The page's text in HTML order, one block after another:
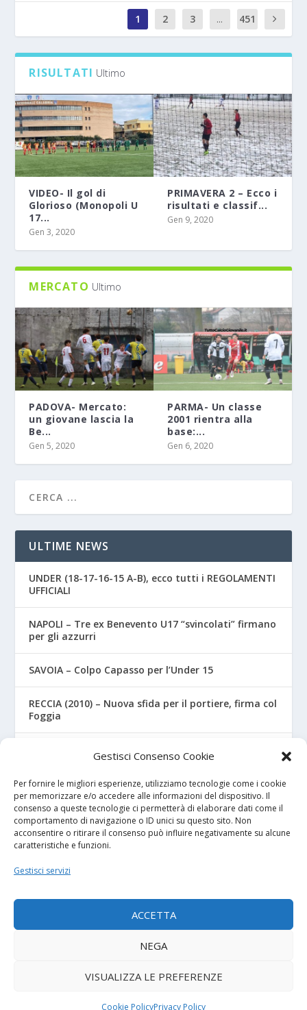
Gestisci Consenso Cookie
Per fornire le migliori esperienze, utilizziamo tecnologie come i cookie
per memorizzare e/o accedere alle informazioni del dispositivo. Il
consenso a queste tecnologie ci permetterà di elaborare dati come il
comportamento di navigazione o ID unici su questo sito. Non
acconsentire o ritirare il consenso può influire negativamente su alcune
caratteristiche e funzioni.
Gestisci servizi
ACCETTA
NEGA
VISUALIZZA LE PREFERENZE
Cookie PolicyPrivacy Policy
1 2 3 ...
451
1
RISULTATI Ultimo
VIDEO- Il gol di
Glorioso (Monopoli U
17...
Gen 3, 2020
PRIMAVERA 2 – Ecco i
risultati e classif...
Gen 9, 2020
MERCATO Ultimo
PADOVA- Mercato:
un giovane lascia la
Be...
Gen 5, 2020
PARMA- Un classe
2001 rientra alla
base:...
Gen 6, 2020
ULTIME NEWS
UNDER (18-17-16-15 A-B), ecco tutti i REGOLAMENTI
UFFICIALI
NAPOLI – Tre ex Benevento U17 “svincolati” firmano
per gli azzurri
SAVOIA – Colpo Capasso per l’Under 15
RECCIA (2010) – Nuova sfida per il portiere, firma col
Foggia
RIZZO – Dalla “Fratelli Bandiera” al Crotone: la
favola di Christian
I NOSTRI SPONSOR
Calcio Panchina
Diretta.it
Termini e condizioni